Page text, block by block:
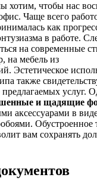
хотим, чтобы нас
Чаще всего
как
в работе.
на современные
на мебель из
Эстетическое
также
услуг.
и щадящие
аксессуарами в
Обустроенное
вам сохранять